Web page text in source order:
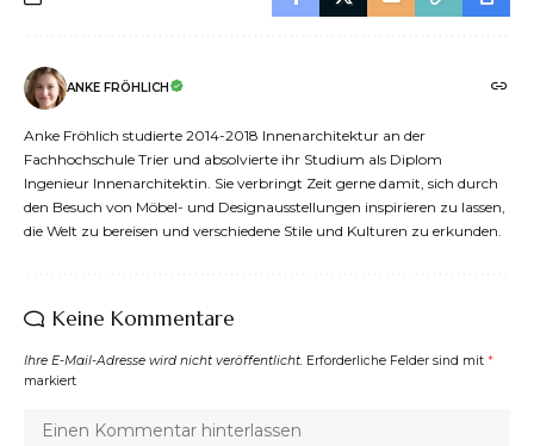
ANKE FRÖHLICH
Anke Fröhlich studierte 2014-2018 Innenarchitektur an der
Fachhochschule Trier und absolvierte ihr Studium als Diplom
Ingenieur Innenarchitektin. Sie verbringt Zeit gerne damit, sich durch
den Besuch von Möbel- und Designausstellungen inspirieren zu lassen,
die Welt zu bereisen und verschiedene Stile und Kulturen zu erkunden.
Keine Kommentare
Ihre E-Mail-Adresse wird nicht veröffentlicht. Erforderliche Felder sind mit *
markiert